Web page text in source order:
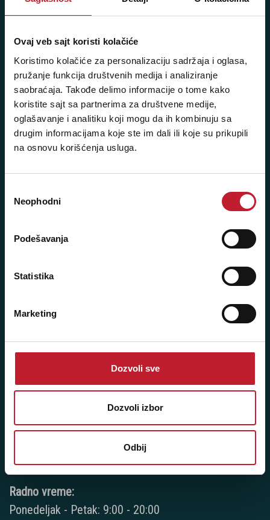
Ovaj veb sajt koristi kolačiće
Koristimo kolačiće za personalizaciju sadržaja i oglasa,
pružanje funkcija društvenih medija i analiziranje
saobraćaja. Takođe delimo informacije o tome kako
koristite sajt sa partnerima za društvene medije,
oglašavanje i analitiku koji mogu da ih kombinuju sa
drugim informacijama koje ste im dali ili koje su prikupili
na osnovu korišćenja usluga.
сагласности
Neophodni
Podešavanja
Statistika
Marketing
Dozvoli sve
Dozvoli izbor
Odbij
NAŠE PRODAVNICE
Beograd - Svetogorska 9
Telefoni:
+381 11 3347 442
+381 11 3347 615
+381 11 2688 068
+381 11 2688 069
Ponedeljak - Petak: 9:00 - 20:00
Nedelja: Ne radimo
Novi Beograd - Milutina Milankovića 120D
Telefoni:
+381 11 7777 060
Radno vreme:
Ponedeljak - Petak: 9:00 - 20:00